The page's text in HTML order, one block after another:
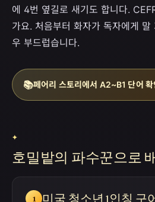
에 4번 옆길로 새기도 합니다.
가요. 처음부터 화자가 독자에게 말
우 부드럽습니다.
📚페어리 스토리에서 A2~B1 단어 확
✦
호밀밭의 파수꾼으로
1 미국 청소년 1인칭 구